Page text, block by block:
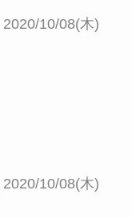
2020/10/08(木)
2020/10/08(木)